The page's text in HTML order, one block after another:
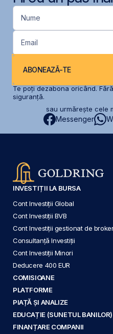
Nume
Email
ABONEAZĂ-TE
Te poți dezabona oricând.
siguranță.
sau urmărește cele
Messenger
INVESTIȚII LA BURSA
Cont Investiții Global
Cont Investiții BVB
Cont Investiții gestionat de
Consultanță Investiții
Cont Investiții Minori
Deducere 400 EUR
COMISIOANE
PLATFORME
PIAȚĂ ȘI ANALIZE
EDUCAȚIE (SUNETUL BANILOR)
FINANȚARE COMPANII